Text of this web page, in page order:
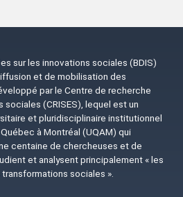
sur les innovations sociales (BDIS)
et de mobilisation des
par le Centre de recherche
sociales (CRISES), lequel est un
et pluridisciplinaire institutionnel
à Montréal (UQAM) qui
centaine de chercheuses et de
et analysent principalement « les
sociales ».